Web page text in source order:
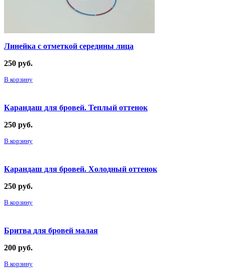
Линейка с отметкой середины лица
250 руб.
В корзину
Карандаш для бровей. Теплый оттенок
250 руб.
В корзину
Карандаш для бровей. Холодный оттенок
250 руб.
В корзину
Бритва для бровей малая
200 руб.
В корзину